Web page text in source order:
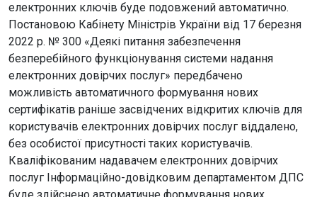
електронних ключів буде подовжений автоматично.
Постановою Кабінету Міністрів України від 17 березня
2022 р. № 300 «Деякі питання забезпечення
безперебійного функціонування системи надання
електронних довірчих послуг» передбачено
можливість автоматичного формування нових
сертифікатів раніше засвідчених відкритих ключів для
користувачів електронних довірчих послуг віддалено,
без особистої присутності таких користувачів.
Кваліфікованим надавачем електронних довірчих
послуг Інформаційно-довідковим департаментом ДПС